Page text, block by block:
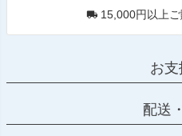
15,000円以上
お支
配送